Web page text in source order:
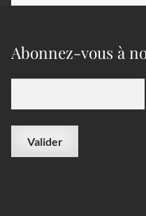
Abonnez-vous à